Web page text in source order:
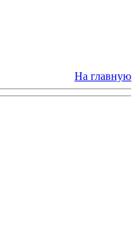
На главную